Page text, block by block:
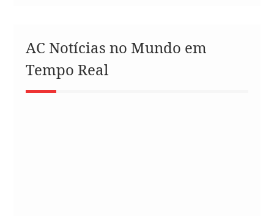
AC Notícias no Mundo em
Tempo Real